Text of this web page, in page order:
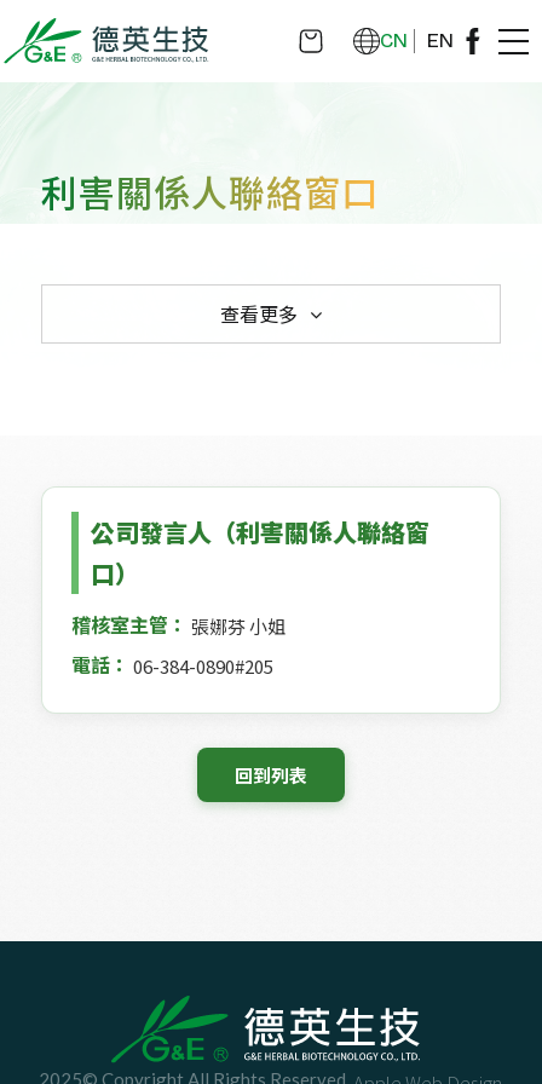
CN EN
利害關係人聯絡窗口
查看更多
公司發言人（利害關係人聯絡窗
口）
稽核室主管： 張娜芬 小姐
電話： 06-384-0890#205
回到列表